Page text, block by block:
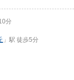
分
」駅 徒歩5分